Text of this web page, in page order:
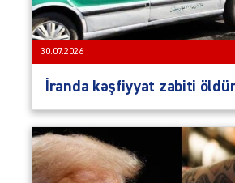
30.07.2026
İranda kəşfiyyat zabiti